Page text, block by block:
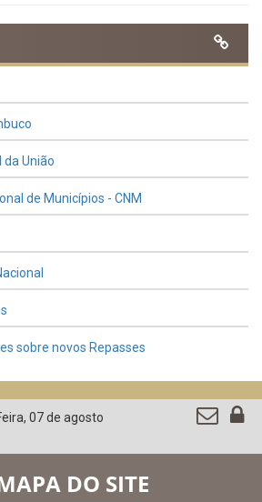
União
de Municípios - CNM
sobre novos Repasses
, 07 de agosto
DO SITE